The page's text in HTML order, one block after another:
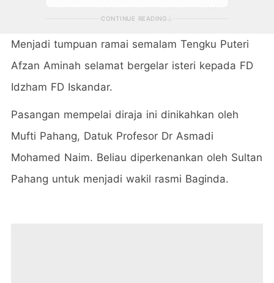
CONTINUE READING
Menjadi tumpuan ramai semalam Tengku Puteri
Afzan Aminah selamat bergelar isteri kepada FD
Idzham FD Iskandar.
Pasangan mempelai diraja ini dinikahkan oleh
Mufti Pahang, Datuk Profesor Dr Asmadi
Mohamed Naim. Beliau diperkenankan oleh Sultan
Pahang untuk menjadi wakil rasmi Baginda.